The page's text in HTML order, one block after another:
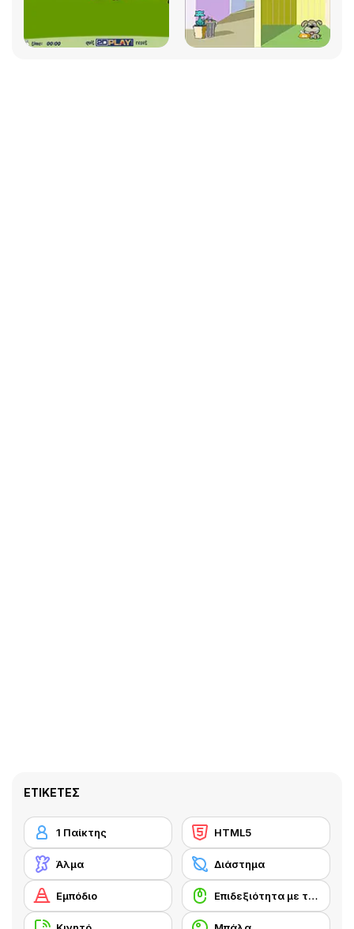
ΕΤΙΚΈΤΕΣ
1 Παίκτης HTML5
Άλμα Διάστημα
Εμπόδιο Επιδεξιότητα με το ποντίκι